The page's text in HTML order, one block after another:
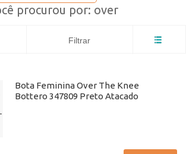
procurou por: over
Filtrar
Bota Feminina Over The Knee
Bottero 347809 Preto Atacado